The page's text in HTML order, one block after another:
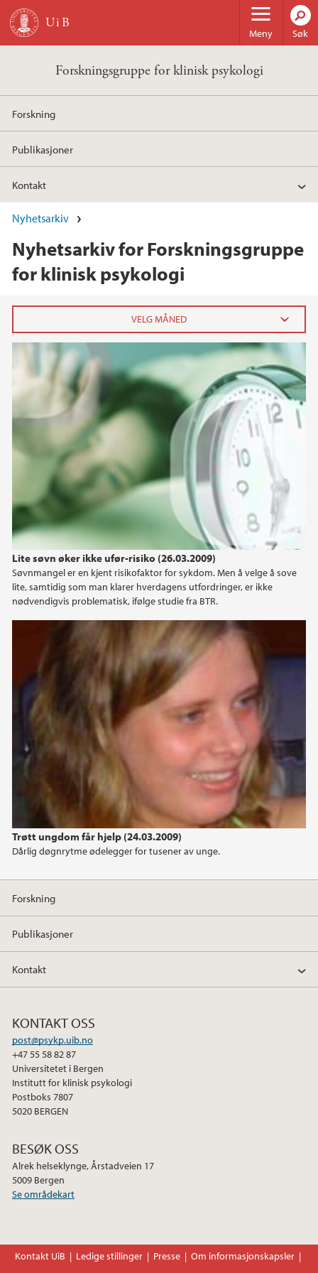
Hopp til hovedinnhold
Meny Søk
Forskningsgruppe for klinisk psykologi
Forskning
Publikasjoner
Kontakt
Nyhetsarkiv
Nyhetsarkiv for Forskningsgruppe
for klinisk psykologi
Lite søvn øker ikke ufør-risiko (26.03.2009)
Søvnmangel er en kjent risikofaktor for sykdom. Men å velge å sove
lite, samtidig som man klarer hverdagens utfordringer, er ikke
nødvendigvis problematisk, ifølge studie fra BTR.
Trøtt ungdom får hjelp (24.03.2009)
Dårlig døgnrytme ødelegger for tusener av unge.
2010
februar (1)
januar (1)
2009
Forskning
Publikasjoner
Kontakt
KONTAKT OSS
post@psykp.uib.no
+47 55 58 82 87
Universitetet i Bergen
Institutt for klinisk psykologi
Postboks 7807
5020 BERGEN
BESØK OSS
Alrek helseklynge, Årstadveien 17
5009 Bergen
Se områdekart
Kontakt UiB Ledige stillinger Presse
Om informasjonskapsler